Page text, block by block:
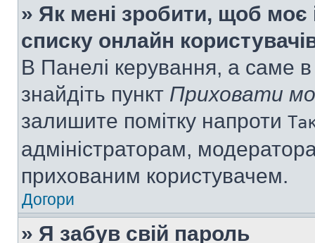
» Як мені зробити, щоб моє
списку онлайн
В Панелі керування, а саме
знайдіть пункт Приховати
залишите помітку напроти
адміністраторам,
прихованим користувачем.
Догори
» Я забув свій пароль